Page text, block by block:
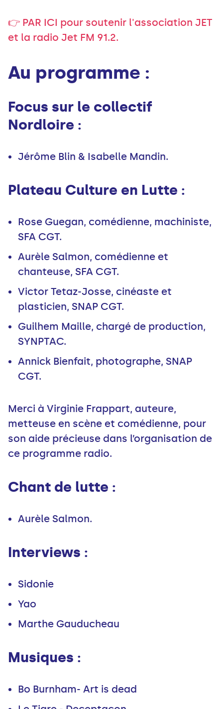
👉 PAR ICI pour soutenir l'association JET
et la radio Jet FM 91.2.
Au programme :
Focus sur le collectif
Nordloire :
Jérôme Blin & Isabelle Mandin.
Plateau Culture en Lutte :
Rose Guegan, comédienne, machiniste,
SFA CGT.
Aurèle Salmon, comédienne et
chanteuse, SFA CGT.
Victor Tetaz-Josse, cinéaste et
plasticien, SNAP CGT.
Guilhem Maille, chargé de production,
SYNPTAC.
Annick Bienfait, photographe, SNAP
CGT.
Merci à Virginie Frappart, auteure,
metteuse en scène et comédienne, pour
son aide précieuse dans l’organisation de
ce programme radio.
Chant de lutte :
Aurèle Salmon.
Interviews :
Sidonie
Yao
Marthe Gauducheau
Musiques :
Bo Burnham- Art is dead